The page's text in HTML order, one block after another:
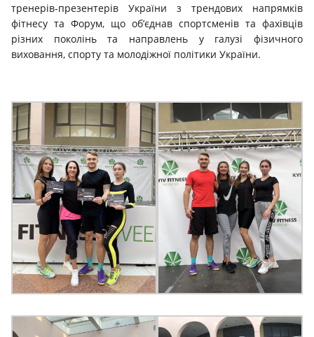
тренерів-презентерів України з трендових напрямків
фітнесу та Форум, що об’єднав спортсменів та фахівців
різних поколінь та направлень у галузі фізичного
виховання, спорту та молодіжної політики України.